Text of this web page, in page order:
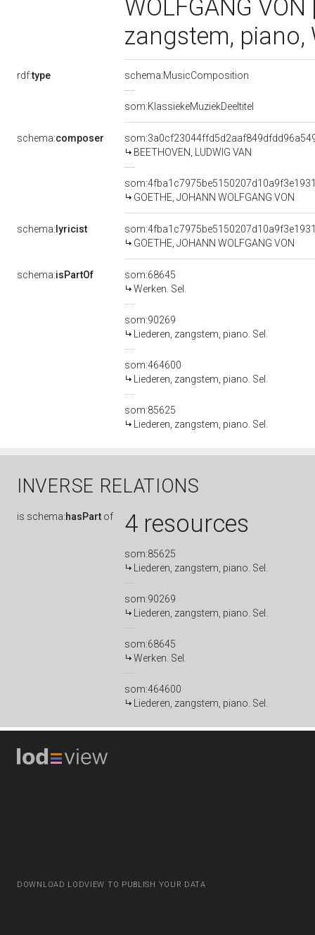
WOLFGANG
zangstem,
rdf:type schema:MusicComposition
som:KlassiekeMuziekDeeltitel
schema:composer
BEETHOVEN, LUDWIG VAN
GOETHE, JOHANN WOLFGANG VON
schema: lyricist
GOETHE, JOHANN WOLFGANG VON
schema:isPartOf
som:68645
Werken. Sel.
som:90269
Liederen, zangstem, piano. Sel.
som:464600
Liederen, zangstem, piano. Sel.
som:85625
Liederen, zangstem, piano. Sel.
INVERSE RELATIONS
is schema:hasPart of 4 resources
som:85625
Liederen, zangstem, piano. Sel.
som:90269
Liederen, zangstem, piano. Sel.
som:68645
Werken. Sel.
som:464600
Liederen, zangstem, piano. Sel.
DOWNLOAD LODVIEW TO PUBLISH YOUR DATA